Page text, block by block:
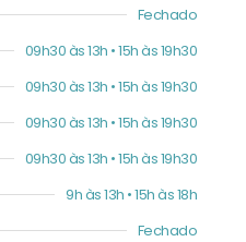
Fechado
09h30 às 13h • 15h às 19h30
09h30 às 13h • 15h às 19h30
09h30 às 13h • 15h às 19h30
09h30 às 13h • 15h às 19h30
9h às 13h • 15h às 18h
Fechado